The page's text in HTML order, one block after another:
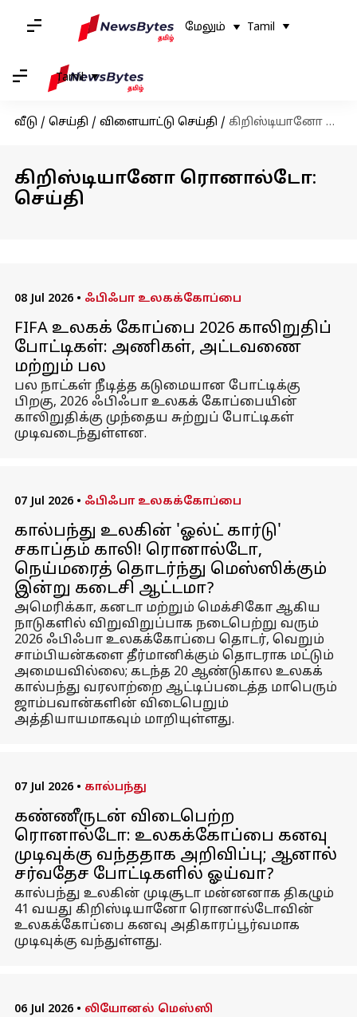
மேலும் Tamil
Tamil
வீடு / செய்தி / விளையாட்டு செய்தி / கிறிஸ்டியானோ ரொனால்டோ
கிறிஸ்டியானோ ரொனால்டோ:
செய்தி
08 Jul 2026 • ஃபிஃபா உலகக்கோப்பை
FIFA உலகக் கோப்பை 2026 காலிறுதிப்
போட்டிகள்: அணிகள், அட்டவணை
மற்றும் பல
பல நாட்கள் நீடித்த கடுமையான போட்டிக்கு
பிறகு, 2026 ஃபிஃபா உலகக் கோப்பையின்
காலிறுதிக்கு முந்தைய சுற்றுப் போட்டிகள்
முடிவடைந்துள்ளன.
07 Jul 2026 • ஃபிஃபா உலகக்கோப்பை
கால்பந்து உலகின் 'ஓல்ட் கார்டு'
சகாப்தம் காலி! ரொனால்டோ,
நெய்மரைத் தொடர்ந்து மெஸ்ஸிக்கும்
இன்று கடைசி ஆட்டமா?
அமெரிக்கா, கனடா மற்றும் மெக்சிகோ ஆகிய
நாடுகளில் விறுவிறுப்பாக நடைபெற்று வரும்
2026 ஃபிஃபா உலகக்கோப்பை தொடர், வெறும்
சாம்பியன்களை தீர்மானிக்கும் தொடராக மட்டும்
அமையவில்லை; கடந்த 20 ஆண்டுகால உலகக்
கால்பந்து வரலாற்றை ஆட்டிப்படைத்த மாபெரும்
ஜாம்பவான்களின் விடைபெறும்
அத்தியாயமாகவும் மாறியுள்ளது.
07 Jul 2026 • கால்பந்து
கண்ணீருடன் விடைபெற்ற
ரொனால்டோ: உலகக்கோப்பை கனவு
முடிவுக்கு வந்ததாக அறிவிப்பு; ஆனால்
சர்வதேச போட்டிகளில் ஓய்வா?
கால்பந்து உலகின் முடிசூடா மன்னனாக திகழும்
41 வயது கிறிஸ்டியானோ ரொனால்டோவின்
உலகக்கோப்பை கனவு அதிகாரப்பூர்வமாக
முடிவுக்கு வந்துள்ளது.
06 Jul 2026 • லியோனல் மெஸ்ஸி